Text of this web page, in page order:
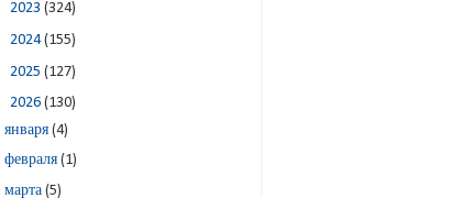
2023 (324)
2024(155)
2025 (127)
2026 (130)
января(4)
февраля(1)
марта(5)